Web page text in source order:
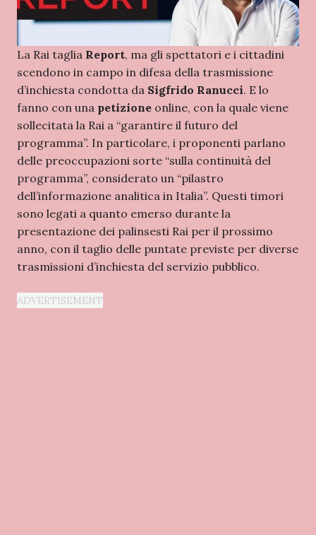
La Rai taglia Report, ma gli spettatori e i cittadini
scendono in campo in difesa della trasmissione
d’inchiesta condotta da Sigfrido Ranucci. E lo
fanno con una petizione online, con la quale viene
sollecitata la Rai a “garantire il futuro del
programma”. In particolare, i proponenti parlano
delle preoccupazioni sorte “sulla continuità del
programma”, considerato un “pilastro
dell’informazione analitica in Italia”. Questi timori
sono legati a quanto emerso durante la
presentazione dei palinsesti Rai per il prossimo
anno, con il taglio delle puntate previste per diverse
trasmissioni d’inchiesta del servizio pubblico.